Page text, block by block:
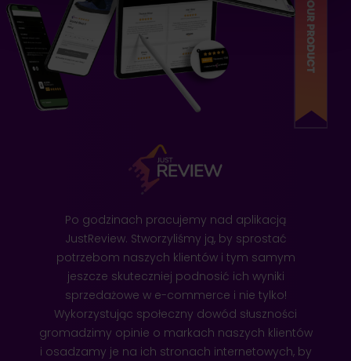
Po godzinach pracujemy nad aplikacją
JustReview. Stworzyliśmy ją, by sprostać
potrzebom naszych klientów i tym samym
jeszcze skuteczniej podnosić ich wyniki
sprzedażowe w e-commerce i nie tylko!
Wykorzystując społeczny dowód słuszności
gromadzimy opinie o markach naszych klientów
i osadzamy je na ich stronach internetowych, by